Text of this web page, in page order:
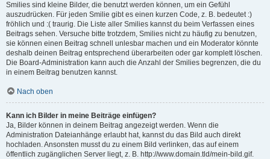
Smilies sind kleine Bilder, die benutzt werden können, um ein Gefühl
auszudrücken. Für jeden Smilie gibt es einen kurzen Code, z. B. bedeutet :)
fröhlich und :( traurig. Die Liste aller Smilies kannst du beim Verfassen eines
Beitrags sehen. Versuche bitte trotzdem, Smilies nicht zu häufig zu benutzen,
sie können einen Beitrag schnell unlesbar machen und ein Moderator könnte
deshalb deinen Beitrag entsprechend überarbeiten oder gar komplett löschen.
Die Board-Administration kann auch die Anzahl der Smilies begrenzen, die du
in einem Beitrag benutzen kannst.
Nach oben
Kann ich Bilder in meine Beiträge einfügen?
Ja, Bilder können in deinem Beitrag angezeigt werden. Wenn die
Administration Dateianhänge erlaubt hat, kannst du das Bild auch direkt
hochladen. Ansonsten musst du zu einem Bild verlinken, das auf einem
öffentlich zugänglichen Server liegt, z. B. http://www.domain.tld/mein-bild.gif.